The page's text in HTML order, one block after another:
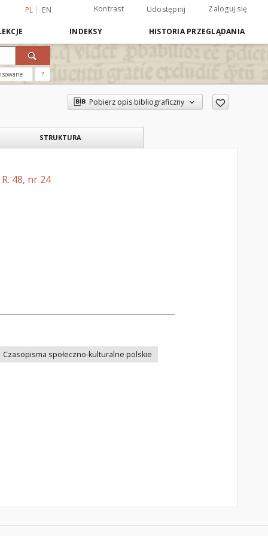
PL EN Kontrast Udostępnij Zaloguj się
INDEKSY HISTORIA PRZEGLĄDANIA
?
Pobierz opis bibliograficzny
STRUKTURA
48, nr 24
Czasopisma społeczno-kulturalne polskie